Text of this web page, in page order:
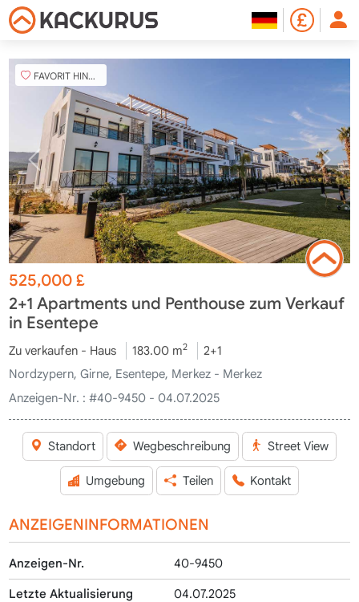
FAVORIT HINZUFÜGEN
525,000£
2+1 Apartments und Penthouse zum Verkauf
in Esentepe
Zu verkaufen - Haus 183.00 m2
2+1
Nordzypern, Girne, Esentepe, Merkez - Merkez
Anzeigen-Nr. : #40-9450 - 04.07.2025
Standort Wegbeschreibung Street View
Umgebung Teilen Kontakt
ANZEIGENINFORMATIONEN
Anzeigen-Nr. 40-9450
Letzte Aktualisierung 04.07.2025